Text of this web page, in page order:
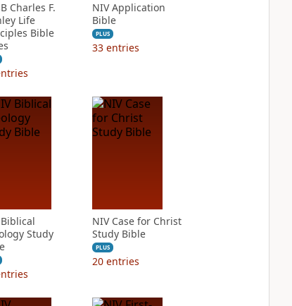
Charles F.
Life
Bible
NIV Application
Bible
PLUS
33 entries
Study
NIV Case for Christ
Study Bible
PLUS
20 entries